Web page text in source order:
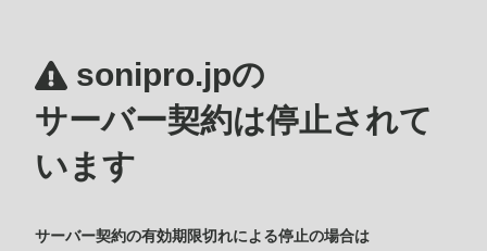
sonipro.jpの
サーバー契約は停止されて
います
サーバー契約の有効期限切れによる停止の場合は